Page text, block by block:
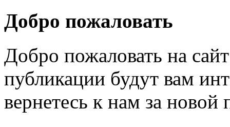
Добро пожаловать
Добро пожаловать на
публикации будут вам
вернетесь к нам за